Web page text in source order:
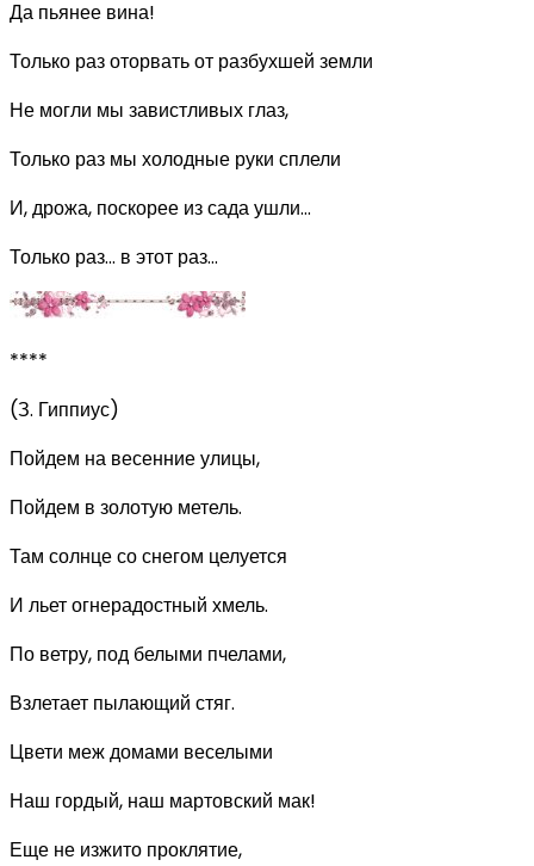
Да пьянее вина!
Только раз оторвать от разбухшей земли
Не могли мы завистливых глаз,
Только раз мы холодные руки сплели
И, дрожа, поскорее из сада ушли...
Только раз... в этот раз...
****
(З. Гиппиус)
Пойдем на весенние улицы,
Пойдем в золотую метель.
Там солнце со снегом целуется
И льет огнерадостный хмель.
По ветру, под белыми пчелами,
Взлетает пылающий стяг.
Цвети меж домами веселыми
Наш гордый, наш мартовский мак!
Еще не изжито проклятие,